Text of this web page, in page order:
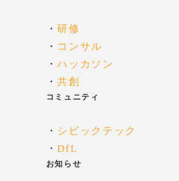
・研修
・ コンサル
・ハッカソン
・共創
コミュニティ
・ シビックテック
・DfL
お知らせ